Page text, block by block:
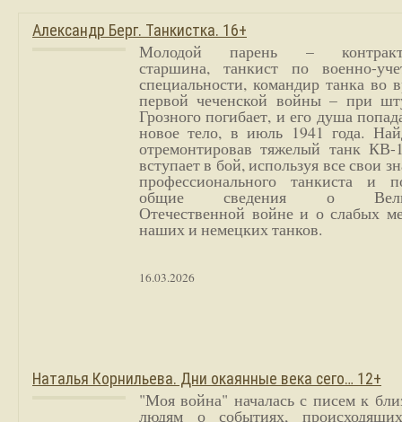
Александр Берг. Танкистка. 16+
Молодой парень –
старшина, танкист по военно-
специальности, командир танка во
первой чеченской войны – при
Грозного погибает, и его душа
новое тело, в июль 1941 года.
отремонтировав тяжелый танк
вступает в бой, используя все свои
профессионального танкиста и
общие сведения о
Отечественной войне и о слабых
наших и немецких танков.
16.03.2026
Наталья Корнильева. Дни окаянные века сего… 12+
"Моя война" началась с писем к
людям о событиях,